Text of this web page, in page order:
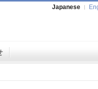
Japanese